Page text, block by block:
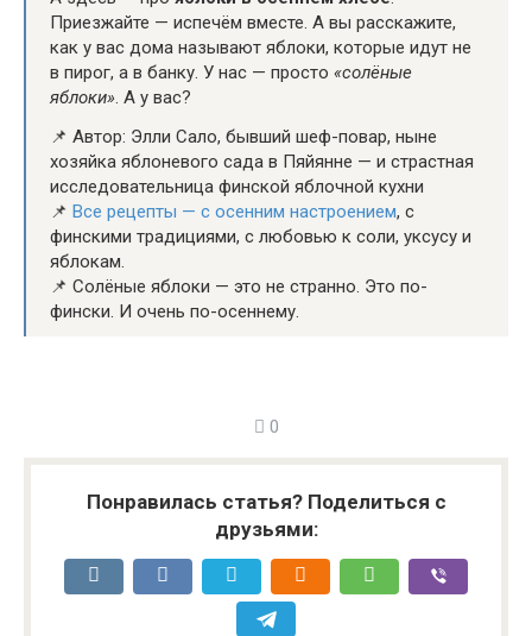
Приезжайте — испечём вместе. А вы расскажите,
как у вас дома называют яблоки, которые идут не
в пирог, а в банку. У нас — просто «солёные
яблоки». А у вас?
📌 Автор: Элли Сало, бывший шеф-повар, ныне
хозяйка яблоневого сада в Пяйянне — и страстная
исследовательница финской яблочной кухни
📌 Все рецепты — с осенним настроением, с
финскими традициями, с любовью к соли, уксусу и
яблокам.
📌 Солёные яблоки — это не странно. Это по-
фински. И очень по-осеннему.
0
Понравилась статья? Поделиться с
друзьями: